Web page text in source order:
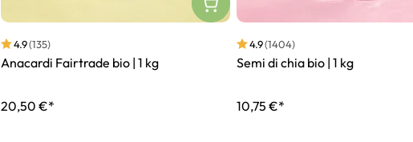
4.9(135)
Anacardi Fairtrade bio | 1 kg
20,50 €*
4.9(1404)
Semi di chia bio | 1 kg
10,75 €*